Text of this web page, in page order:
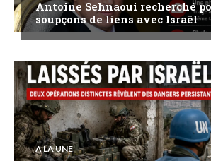
Antoine Sehnaoui recherché
soupçons de liens avec Israël
A LA UNE